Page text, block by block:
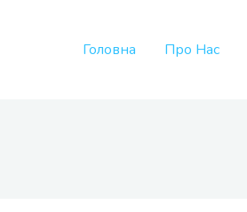
Головна Про Нас